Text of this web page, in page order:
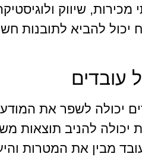
מכירות, שיווק
עובדים
יכולה להניב תוצאות
מבין את המטרות